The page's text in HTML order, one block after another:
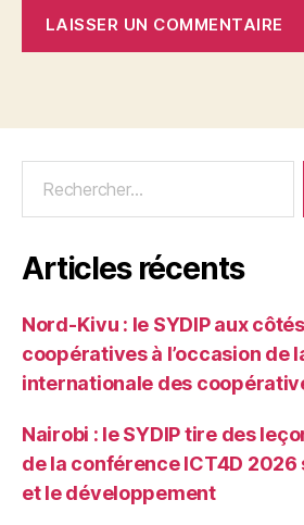
Articles récents
Nord-Kivu : le SYDIP aux
coopératives à l’occasion de
internationale des
Nairobi : le SYDIP tire des
de la conférence ICT4D
et le développement